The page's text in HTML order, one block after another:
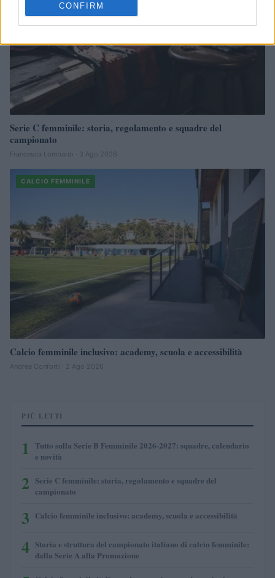
CONFIRM
Serie C femminile: storia, regolamento e squadre del
campionato
Francesca Lombardi · 3 Ago 2026
CALCIO FEMMINILE
Calcio femminile inclusivo: academy, scuola e accessibilità
Andrea Conforti · 2 Ago 2026
PIÙ LETTI
1 Tutto sulla Serie B Femminile 2026-2027: squadre, calendario
e novità
2 Serie C femminile: storia, regolamento e squadre del
campionato
3 Calcio femminile inclusivo: academy, scuola e accessibilità
4 Storia e struttura del campionato italiano di calcio femminile:
dalla Serie A alla Promozione